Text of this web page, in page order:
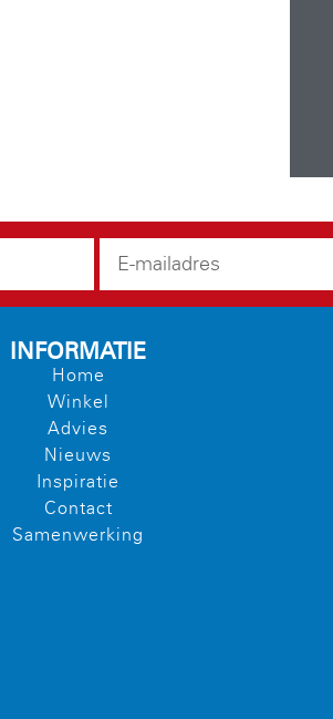
INFORMATIE
Home
Winkel
Advies
Nieuws
Inspiratie
Contact
Samenwerking